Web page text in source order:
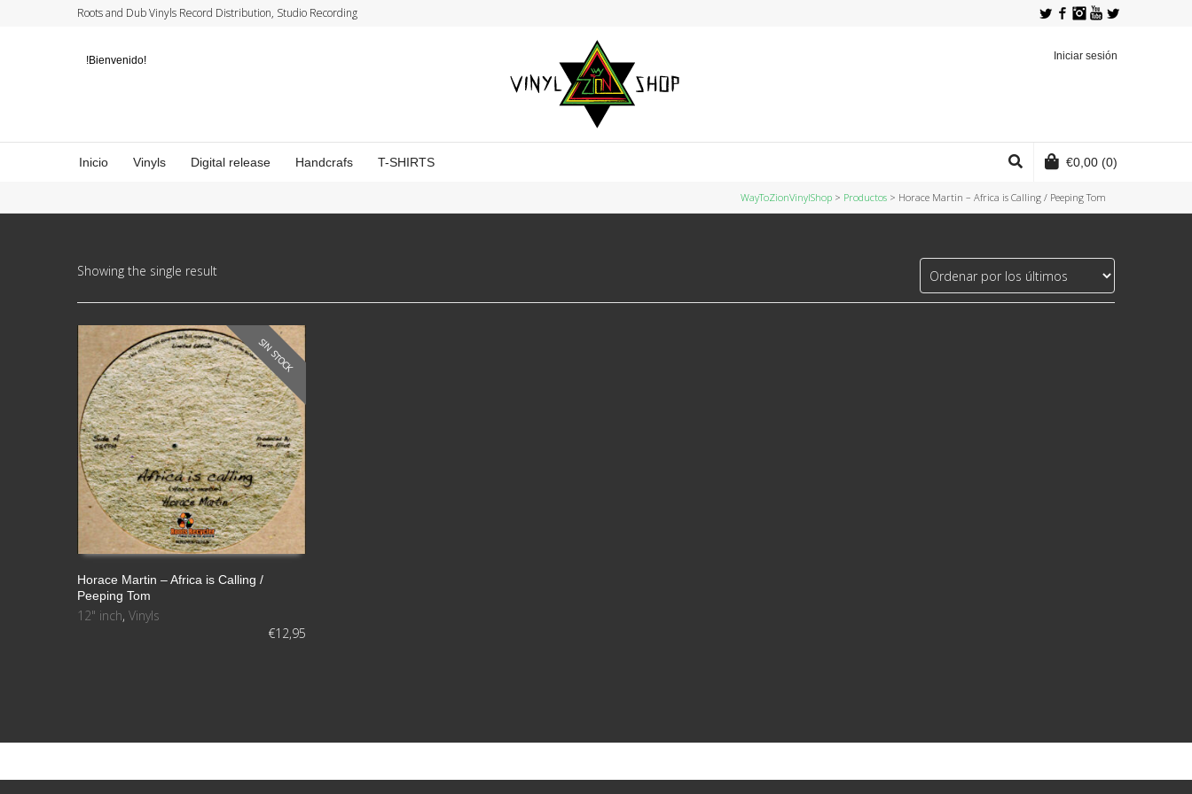
Roots and Dub Vinyls Record Distribution, Studio Recording YouTube
Instagram
Facebook
Twitter
!Bienvenido! Iniciar sesión
Inicio Vinyls Digital release Handcrafs T-SHIRTS €0,00 (0)
WayToZionVinylShop > Productos > Horace Martin ‎– Africa is Calling / Peeping Tom
Showing the single result
SIN STOCK
Horace Martin ‎– Africa is Calling /
Peeping Tom
12" inch, Vinyls
€12,95